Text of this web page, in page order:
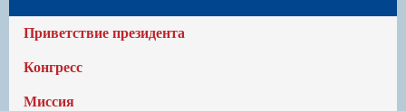
Приветствие президента
Конгресс
Миссия